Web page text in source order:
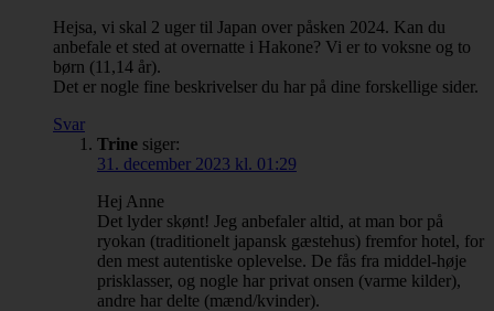
Hejsa, vi skal 2 uger til Japan over påsken 2024. Kan du
anbefale et sted at overnatte i Hakone? Vi er to voksne og to
børn (11,14 år).
Det er nogle fine beskrivelser du har på dine forskellige sider.
Svar
Trine siger:
31. december 2023 kl. 01:29
Hej Anne
Det lyder skønt! Jeg anbefaler altid, at man bor på
ryokan (traditionelt japansk gæstehus) fremfor hotel, for
den mest autentiske oplevelse. De fås fra middel-høje
prisklasser, og nogle har privat onsen (varme kilder),
andre har delte (mænd/kvinder).